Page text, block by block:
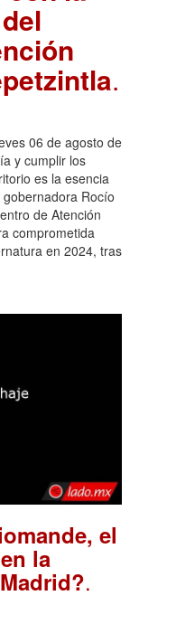
.
06 de agosto de
y cumplir los
es la esencia
Rocío
de Atención
comprometida
en 2024, tras
el
la
.